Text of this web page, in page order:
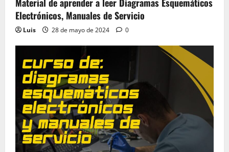
Electrónicos, Manuales de Servicio
Luis 28 de mayo de 2024 0